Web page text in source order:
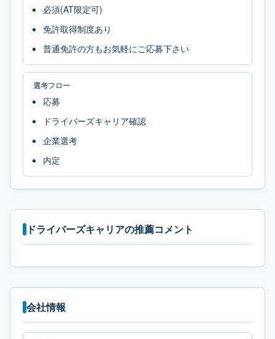
必須(AT限定可)
免許取得制度あり
普通免許の方もお気軽にご応募下さい
選考フロー
応募
ドライバーズキャリア確認
企業選考
内定
ドライバーズキャリアの推薦コメント
会社情報